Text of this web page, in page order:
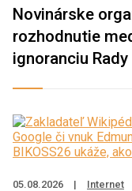
Novinárske
rozhodnutie
ignoranciu Rady
05.08.2026 | Internet